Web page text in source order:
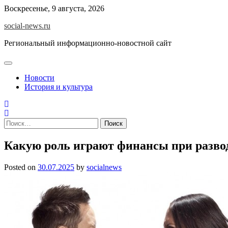
Skip
content
Воскресенье, 9 августа, 2026
social-news.ru
Региональный информационно-новостной сайт
Новости
История и культура
Найти:
Какую роль играют финансы при
Posted on 30.07.2025 by socialnews